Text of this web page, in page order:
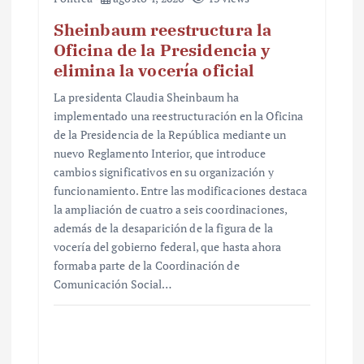
Sheinbaum reestructura la
Oficina de la Presidencia y
elimina la vocería oficial
La presidenta Claudia Sheinbaum ha
implementado una reestructuración en la Oficina
de la Presidencia de la República mediante un
nuevo Reglamento Interior, que introduce
cambios significativos en su organización y
funcionamiento. Entre las modificaciones destaca
la ampliación de cuatro a seis coordinaciones,
además de la desaparición de la figura de la
vocería del gobierno federal, que hasta ahora
formaba parte de la Coordinación de
Comunicación Social…